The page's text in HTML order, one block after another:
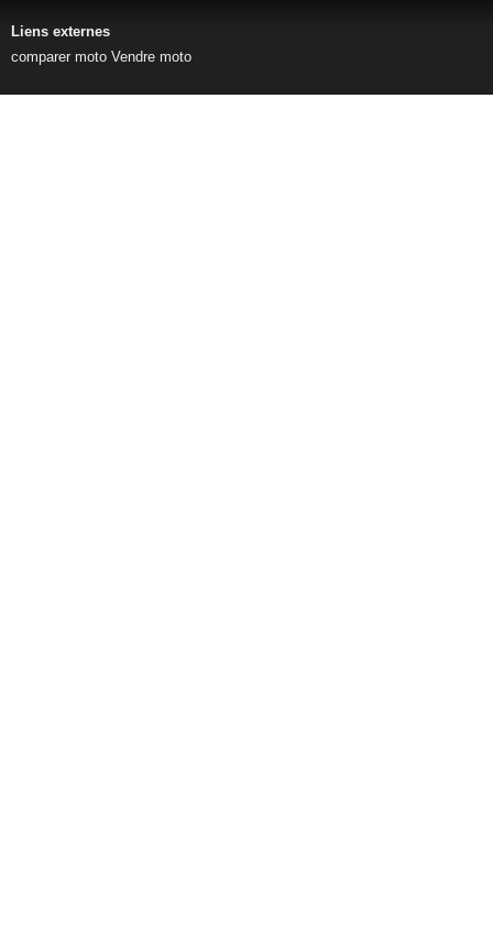
Liens externes
comparer moto Vendre moto